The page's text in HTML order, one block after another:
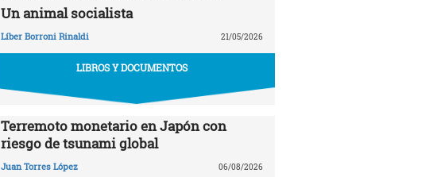
Un animal socialista
Líber Borroni Rinaldi 21/05/2026
LIBROS Y DOCUMENTOS
Terremoto monetario en Japón con
riesgo de tsunami global
Juan Torres López 06/08/2026